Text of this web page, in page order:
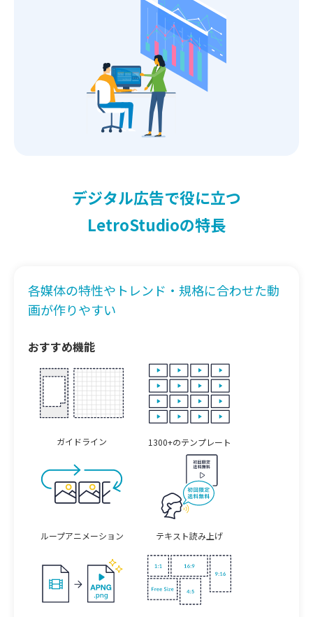
デジタル広告で役に立つ
LetroStudioの特長
各媒体の特性やトレンド・規格に合わせた動
画が作りやすい
おすすめ機能
ガイドライン 1300+のテンプレート
ループアニメーション テキスト読み上げ